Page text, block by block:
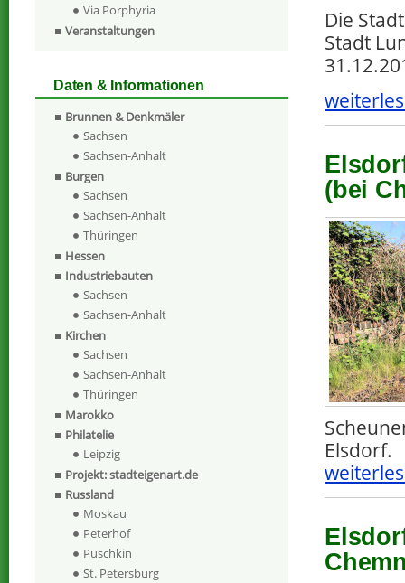
Die
Stadt
(bei
Elsdorf.
Via Porphyria
Veranstaltungen
Daten & Informationen
Brunnen & Denkmäler
Sachsen
Sachsen-Anhalt
Burgen
Sachsen
Sachsen-Anhalt
Thüringen
Hessen
Industriebauten
Sachsen
Sachsen-Anhalt
Kirchen
Sachsen
Sachsen-Anhalt
Thüringen
Marokko
Philatelie
Leipzig
Projekt: stadteigenart.de
Russland
Moskau
Peterhof
Puschkin
St. Petersburg